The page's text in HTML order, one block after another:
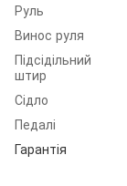
Руль
Винос руля
Підсідільний
штир
Сідло
Педалі
Гарантія